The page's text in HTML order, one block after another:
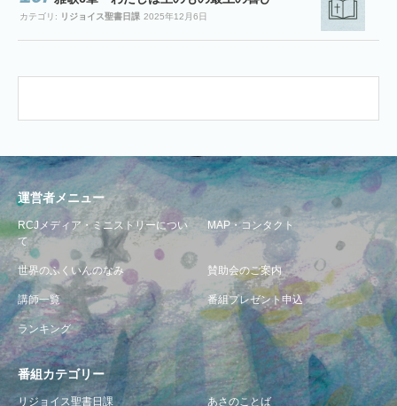
カテゴリ: リジョイス聖書日課 2025年12月6日
運営者メニュー
RCJメディア・ミニストリーについ
て
MAP・コンタクト
世界のふくいんのなみ 賛助会のご案内
講師一覧 番組プレゼント申込
ランキング
番組カテゴリー
リジョイス聖書日課 あさのことば